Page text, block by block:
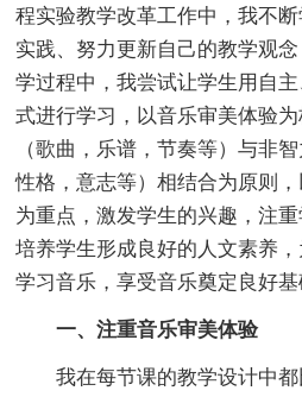
程实验教学改革工作中，我不
实践、努力更新自己的教学观
学过程中，我尝试让学生用自
式进行学习，以音乐审美体验
（歌曲，乐谱，节奏等）与非
性格，意志等）相结合为原则
为重点，激发学生的兴趣，注
培养学生形成良好的人文素养
学习音乐，享受音乐奠定良好基
一、注重音乐审美体验
我在每节课的教学设计中都